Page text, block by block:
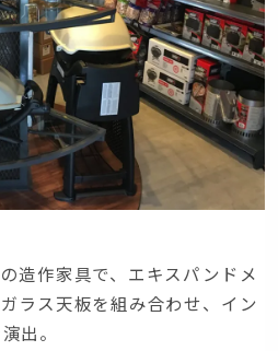
造作家具で、エキスパンドメ
ラス天板を組み合わせ、イン
出。